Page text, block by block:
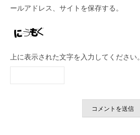
ールアドレス、サイトを保存する。
上に表示された文字を入力してください。